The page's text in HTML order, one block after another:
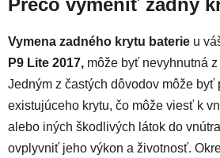
Vymena zadného krytu baterie u
P9 Lite 2017, môže byť nevyhnutná
Jedným z častých dôvodov môže byť
existujúceho krytu, čo môže viesť k
alebo iných škodlivých látok do
ovplyvniť jeho výkon a životnosť.